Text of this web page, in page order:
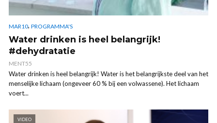
MAR10, PROGRAMMA'S
Water drinken is heel belangrijk!
#dehydratatie
MENT55
Water drinken is heel belangrijk! Water is het belangrijkste deel van het
menselijke lichaam (ongeveer 60 % bij een volwassene). Het lichaam
voert...
VIDEO